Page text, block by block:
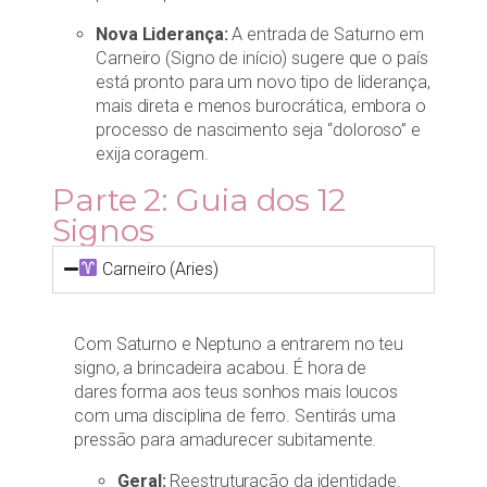
Nova Liderança:A entrada de Saturno em
Carneiro (Signo de início) sugere que o país
está pronto para um novo tipo de liderança,
mais direta e menos burocrática, embora o
processo de nascimento seja “doloroso” e
exija coragem.
Parte 2: Guia dos 12
Signos
Carneiro (Aries)
Com Saturno e Neptuno a entrarem no teu
signo, a brincadeira acabou. É hora de
dares forma aos teus sonhos mais loucos
com uma disciplina de ferro. Sentirás uma
pressão para amadurecer subitamente.
Geral:Reestruturação da identidade.